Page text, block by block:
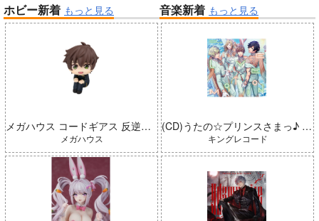
ホビー新着 もっと見る
メガハウス コードギアス 反逆のルルーシュ るかっぷ 枢木スザク 完成品
メガハウス
音楽新着 もっと見る
(CD)うたの☆プリンスさまっ♪ LIVE EMOTION 2nd Anniversary CD トキヤ・カミュ・瑛二・大和
キングレコード